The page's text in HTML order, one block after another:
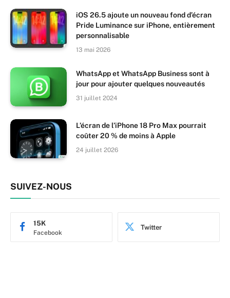
iOS 26.5 ajoute un nouveau fond d’écran
Pride Luminance sur iPhone, entièrement
personnalisable
13 mai 2026
WhatsApp et WhatsApp Business sont à
jour pour ajouter quelques nouveautés
31 juillet 2024
L’écran de l’iPhone 18 Pro Max pourrait
coûter 20 % de moins à Apple
24 juillet 2026
SUIVEZ-NOUS
Facebook
15K Twitter